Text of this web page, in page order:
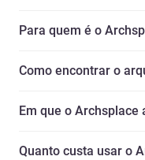
Para quem é o
Como encontrar o
Em que o Archsplace
Quanto custa usar o